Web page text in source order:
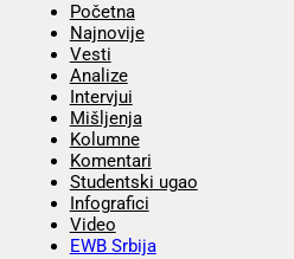
Početna
Najnovije
Vesti
Analize
Intervjui
Mišljenja
Kolumne
Komentari
Studentski ugao
Infografici
Video
EWB Srbija